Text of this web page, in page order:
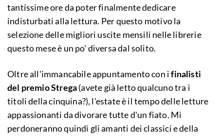
tantissime ore da poter finalmente dedicare
indisturbati alla lettura. Per questo motivo la
selezione delle migliori uscite mensili nelle librerie
questo mese è un po' diversa dal solito.
Oltre all'immancabile appuntamento con ifinalisti
del premio Strega(avete già letto qualcuno tra i
titoli della cinquina?), l'estate è il tempo delle letture
appassionanti da divorare tutte d'un fiato. Mi
perdoneranno quindi gli amanti dei classici e della